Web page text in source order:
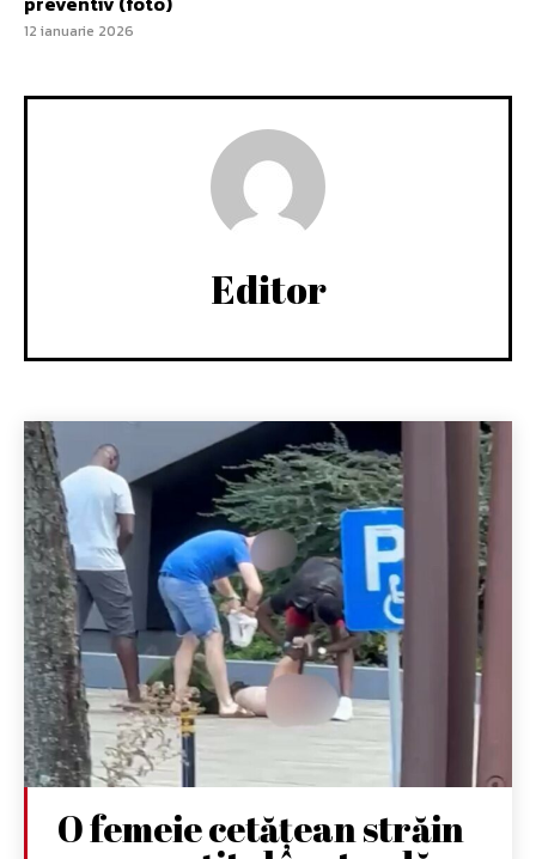
12 ianuarie 2026
Editor
O femeie cetățean străin